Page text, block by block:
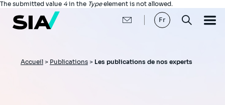
Aller
contenu
principal
Fr
Message
d'erreur
The submitted value 4 in the Typeelement is not allowed.
Fil
Accueil > Publications > Les publications de nos experts